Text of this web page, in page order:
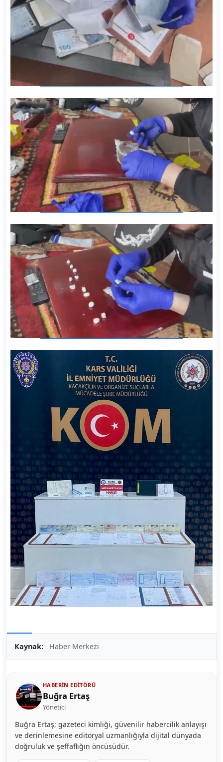
Kaynak: Haber Merkezi
HABERIN EDITÖRÜ
Buğra Ertaş
Yönetici
Buğra Ertaş; gazeteci kimliği, güvenilir habercilik anlayışı
ve derinlemesine editoryal uzmanlığıyla dijital dünyada
doğruluk ve şeffaflığın öncüsüdür.